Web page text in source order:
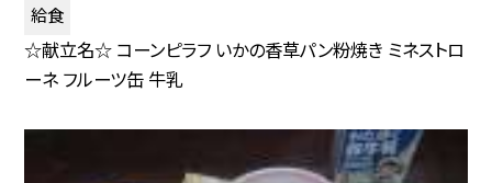
給食
☆献立名☆ コーンピラフ いかの香草パン粉焼き ミネストロ
ーネ フルーツ缶 牛乳